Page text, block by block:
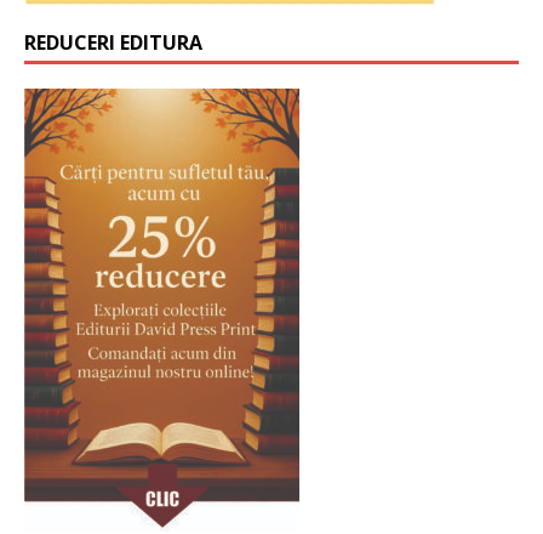
REDUCERI EDITURA